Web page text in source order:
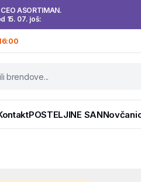
ASORTIMAN.
15. 07. još:
POSTELJINE SAN